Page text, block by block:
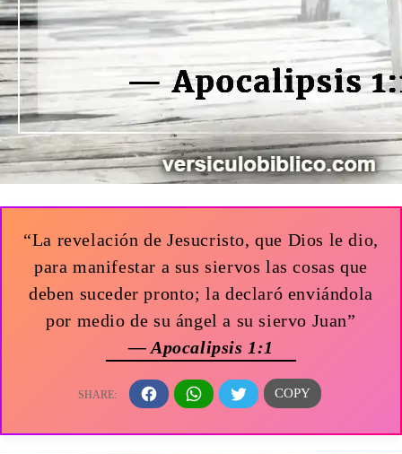
“La revelación de Jesucristo, que Dios le dio,
para manifestar a sus siervos las cosas que
deben suceder pronto; la declaró enviándola
por medio de su ángel a su siervo Juan”
— Apocalipsis 1:1